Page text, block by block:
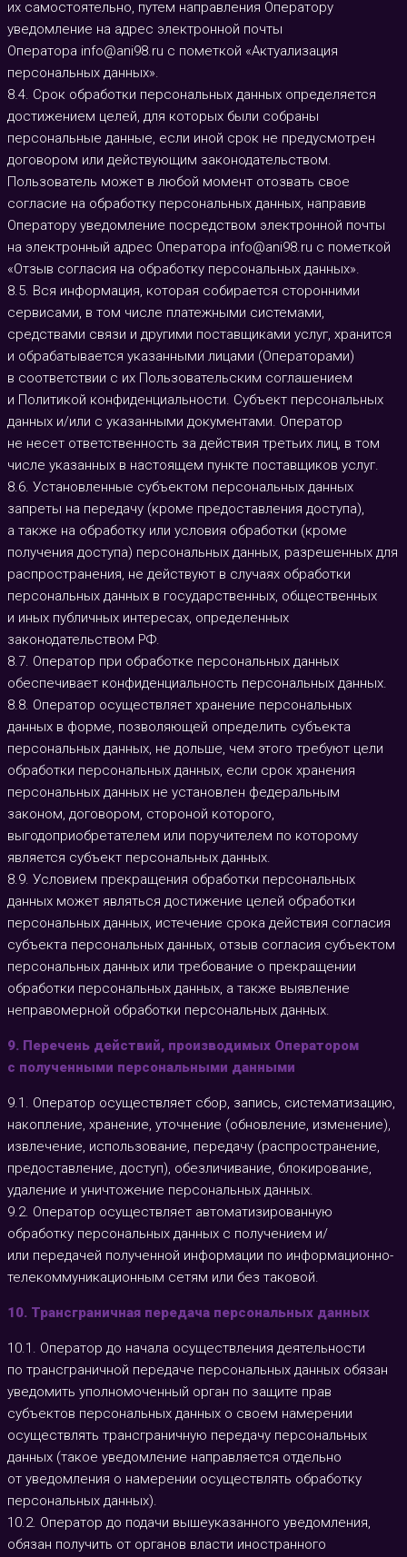
их самостоятельно, путем направления Оператору
уведомление на адрес электронной почты
Оператора info@ani98.ru с пометкой «Актуализация
персональных данных».
8.4. Срок обработки персональных данных определяется
достижением целей, для которых были собраны
персональные данные, если иной срок не предусмотрен
договором или действующим законодательством.
Пользователь может в любой момент отозвать свое
согласие на обработку персональных данных, направив
Оператору уведомление посредством электронной почты
на электронный адрес Оператора info@ani98.ru с пометкой
«Отзыв согласия на обработку персональных данных».
8.5. Вся информация, которая собирается сторонними
сервисами, в том числе платежными системами,
средствами связи и другими поставщиками услуг, хранится
и обрабатывается указанными лицами (Операторами)
в соответствии с их Пользовательским соглашением
и Политикой конфиденциальности. Субъект персональных
данных и/или с указанными документами. Оператор
не несет ответственность за действия третьих лиц, в том
числе указанных в настоящем пункте поставщиков услуг.
8.6. Установленные субъектом персональных данных
запреты на передачу (кроме предоставления доступа),
а также на обработку или условия обработки (кроме
получения доступа) персональных данных, разрешенных для
распространения, не действуют в случаях обработки
персональных данных в государственных, общественных
и иных публичных интересах, определенных
законодательством РФ.
8.7. Оператор при обработке персональных данных
обеспечивает конфиденциальность персональных данных.
8.8. Оператор осуществляет хранение персональных
данных в форме, позволяющей определить субъекта
персональных данных, не дольше, чем этого требуют цели
обработки персональных данных, если срок хранения
персональных данных не установлен федеральным
законом, договором, стороной которого,
выгодоприобретателем или поручителем по которому
является субъект персональных данных.
8.9. Условием прекращения обработки персональных
данных может являться достижение целей обработки
персональных данных, истечение срока действия согласия
субъекта персональных данных, отзыв согласия субъектом
персональных данных или требование о прекращении
обработки персональных данных, а также выявление
неправомерной обработки персональных данных.
9. Перечень действий, производимых Оператором
с полученными персональными данными
9.1. Оператор осуществляет сбор, запись, систематизацию,
накопление, хранение, уточнение (обновление, изменение),
извлечение, использование, передачу (распространение,
предоставление, доступ), обезличивание, блокирование,
удаление и уничтожение персональных данных.
9.2. Оператор осуществляет автоматизированную
обработку персональных данных с получением и/
или передачей полученной информации по информационно-
телекоммуникационным сетям или без таковой.
10. Трансграничная передача персональных данных
10.1. Оператор до начала осуществления деятельности
по трансграничной передаче персональных данных обязан
уведомить уполномоченный орган по защите прав
субъектов персональных данных о своем намерении
осуществлять трансграничную передачу персональных
данных (такое уведомление направляется отдельно
от уведомления о намерении осуществлять обработку
персональных данных).
10.2. Оператор до подачи вышеуказанного уведомления,
обязан получить от органов власти иностранного